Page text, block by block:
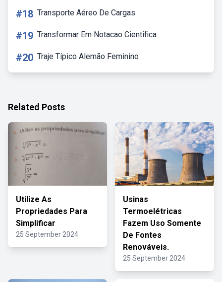
#18 Transporte Aéreo De Cargas
#19 Transformar Em Notacao Cientifica
#20 Traje Típico Alemão Feminino
Related Posts
Utilize As
Propriedades Para
Simplificar
25 September 2024
Usinas
Termoelétricas
Fazem Uso Somente
De Fontes
Renováveis.
25 September 2024